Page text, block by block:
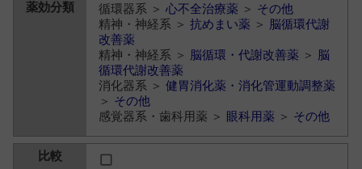
循環器系 ＞心不全治療薬 ＞ その他
精神・神経系 ＞抗めまい薬 ＞ 脳循環代謝
改善薬
精神・神経系 ＞ 脳循環・代謝改善薬 ＞ 脳
循環代謝改善薬
消化器系 ＞健胃消化薬・消化管運動調整薬
＞ その他
感覚器系・歯科用薬 ＞ 眼科用薬 ＞ その他